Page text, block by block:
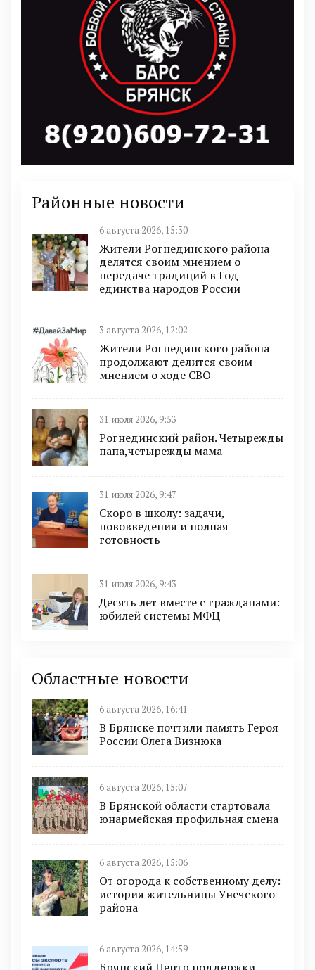
Районные новости
6 августа 2026, 15:30
Жители Рогнединского района
делятся своим мнением о
передаче традиций в Год
единства народов России
3 августа 2026, 12:02
Жители Рогнединского района
продолжают делится своим
мнением о ходе СВО
31 июля 2026, 9:53
Рогнединский район. Четырежды
папа,четырежды мама
31 июля 2026, 9:47
Скоро в школу: задачи,
нововведения и полная
готовность
31 июля 2026, 9:43
Десять лет вместе с гражданами:
юбилей системы МФЦ
Областные новости
6 августа 2026, 16:41
В Брянске почтили память Героя
России Олега Визнюка
6 августа 2026, 15:07
В Брянской области стартовала
юнармейская профильная смена
6 августа 2026, 15:06
От огорода к собственному делу:
история жительницы Унечского
района
6 августа 2026, 14:59